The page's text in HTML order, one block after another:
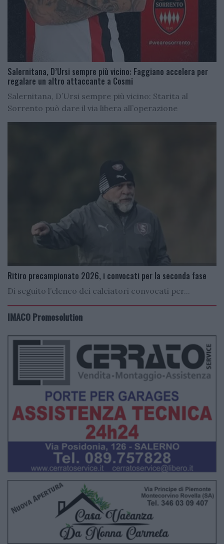
Salernitana, D’Ursi sempre più vicino: Faggiano accelera per
regalare un altro attaccante a Cosmi
Salernitana, D’Ursi sempre più vicino: Starita al
Sorrento può dare il via libera all’operazione
Ritiro precampionato 2026, i convocati per la seconda fase
Di seguito l’elenco dei calciatori convocati per...
IMACO Promosolution